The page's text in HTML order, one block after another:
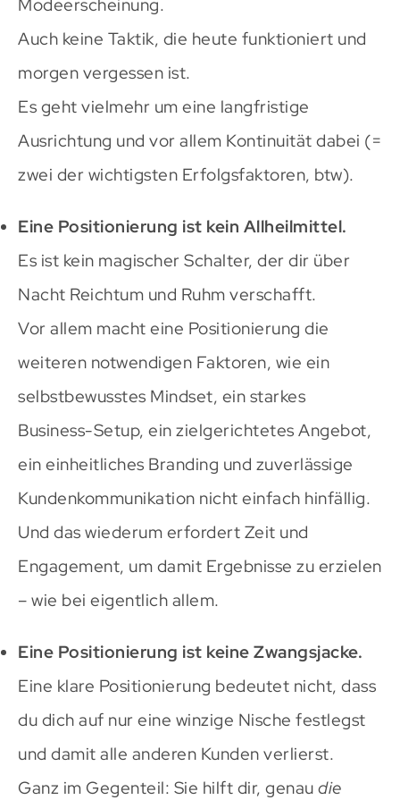
Modeerscheinung.
Auch keine Taktik, die heute funktioniert und
morgen vergessen ist.
Es geht vielmehr um eine langfristige
Ausrichtung und vor allem Kontinuität dabei (=
zwei der wichtigsten Erfolgsfaktoren, btw).
Eine Positionierung ist kein Allheilmittel.
Es ist kein magischer Schalter, der dir über
Nacht Reichtum und Ruhm verschafft.
Vor allem macht eine Positionierung die
weiteren notwendigen Faktoren, wie ein
selbstbewusstes Mindset, ein starkes
Business-Setup, ein zielgerichtetes Angebot,
ein einheitliches Branding und zuverlässige
Kundenkommunikation nicht einfach hinfällig.
Und das wiederum erfordert Zeit und
Engagement, um damit Ergebnisse zu erzielen
– wie bei eigentlich allem.
Eine Positionierung ist keine Zwangsjacke.
Eine klare Positionierung bedeutet nicht, dass
du dich auf nur eine winzige Nische festlegst
und damit alle anderen Kunden verlierst.
Ganz im Gegenteil: Sie hilft dir, genau die